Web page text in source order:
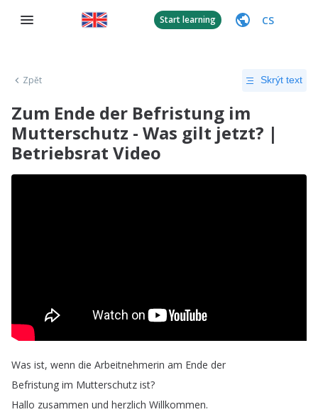
Start learning CS
Zpět Skrýt text
Zum Ende der Befristung im
Mutterschutz - Was gilt jetzt? |
Betriebsrat Video
Was ist, wenn die Arbeitnehmerin am Ende der
Befristung im Mutterschutz ist?
Hallo zusammen und herzlich Willkommen.